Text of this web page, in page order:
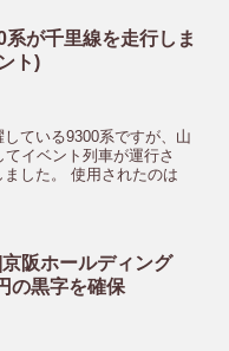
系が千里線を走行しま
ト)
ている9300系ですが、山
イベント列車が運行さ
した。 使用されたのは
阪ホールディング
の黒字を確保